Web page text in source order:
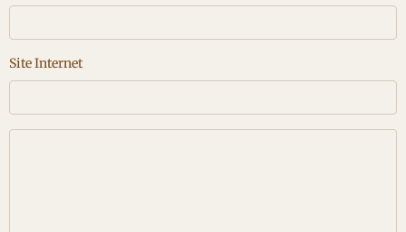
Site Internet